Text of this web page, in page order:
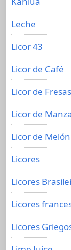
Leche
Licor 43
Licor de Café
Licor de Fresas
Licor de
Licor de Melón
Licores
Licores
Licores
Licores